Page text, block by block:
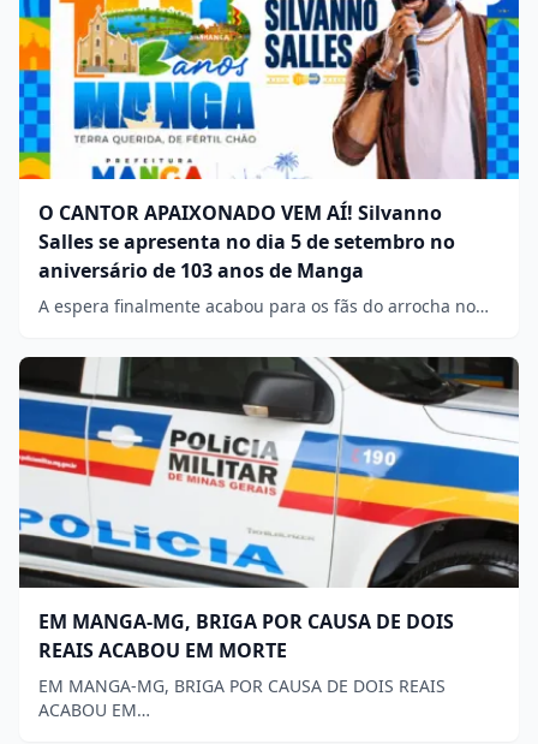
O CANTOR APAIXONADO VEM AÍ! Silvanno
Salles se apresenta no dia 5 de setembro no
aniversário de 103 anos de Manga
A espera finalmente acabou para os fãs do arrocha no…
EM MANGA-MG, BRIGA POR CAUSA DE DOIS
REAIS ACABOU EM MORTE
EM MANGA-MG, BRIGA POR CAUSA DE DOIS REAIS
ACABOU EM…